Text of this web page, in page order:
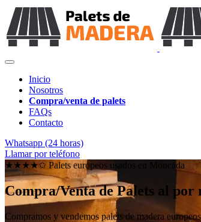
Inicio
Nosotros
Compra/venta de palets
FAQs
Contacto
Whatsapp (24 horas)
Llamar por teléfono
★★★★✩ Palets europeos usados en
Moncada
Compra/Venta de Palets al por
Compramos y vendemos palets de madera